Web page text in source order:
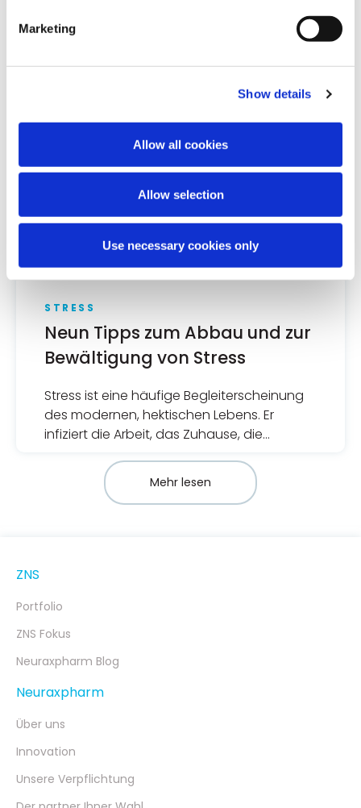
Marketing
Show details
Allow all cookies
Allow selection
Use necessary cookies only
STRESS
Neun Tipps zum Abbau und zur
Bewältigung von Stress
Stress ist eine häufige Begleiterscheinung
des modernen, hektischen Lebens. Er
infiziert die Arbeit, das Zuhause, die
sich oft unserer Kontrolle zu entziehen
Mehr lesen
Mehr lesen
ZNS
Portfolio
ZNS Fokus
Neuraxpharm Blog
Neuraxpharm
Über uns
Innovation
Unsere Verpflichtung